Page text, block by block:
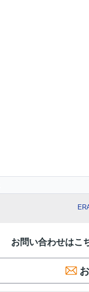
お問い合わせはこ